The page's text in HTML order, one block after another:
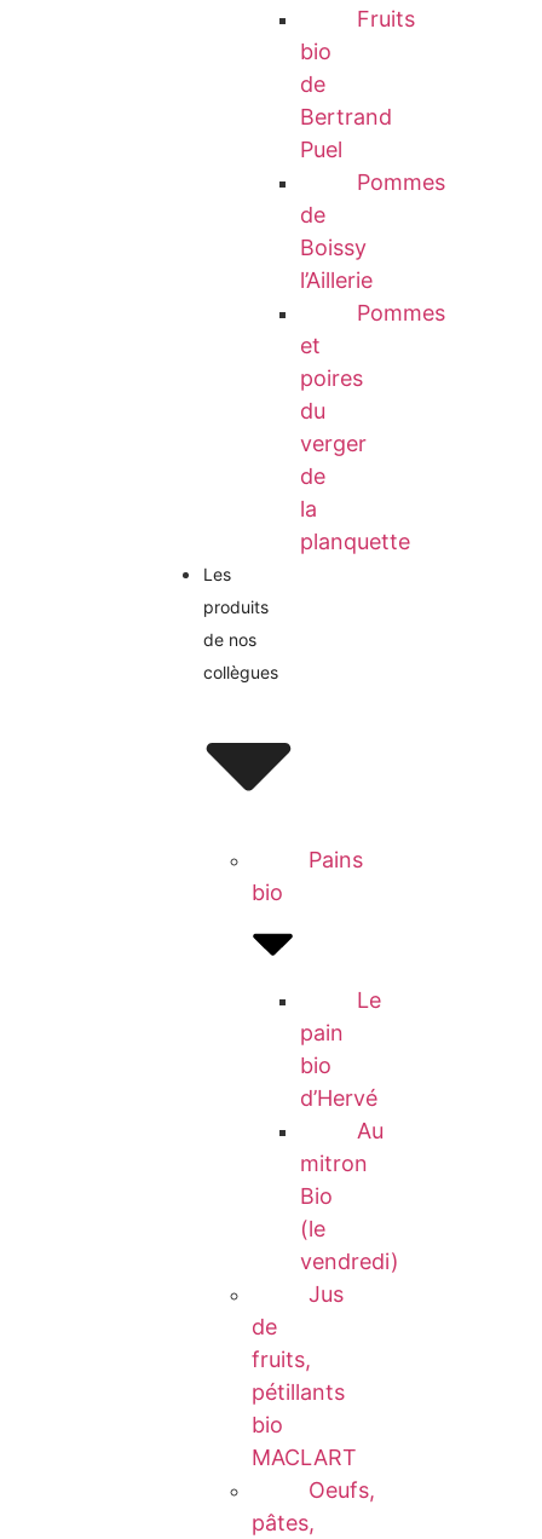
Fruits
bio
de
Bertrand
Puel
Pommes
de
Boissy
l’Aillerie
Pommes
et
poires
du
verger
de
la
planquette
Les
produits
de nos
collègues
Pains
bio
Le
pain
bio
d’Hervé
Au
mitron
Bio
(le
vendredi)
Jus
de
fruits,
pétillants
bio
MACLART
Oeufs,
pâtes,